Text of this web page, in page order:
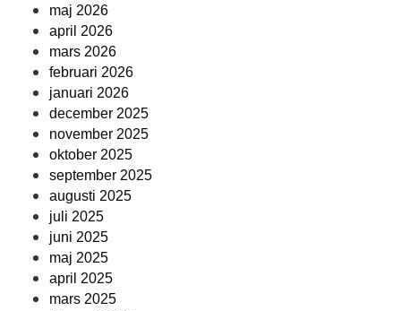
maj 2026
april 2026
mars 2026
februari 2026
januari 2026
december 2025
november 2025
oktober 2025
september 2025
augusti 2025
juli 2025
juni 2025
maj 2025
april 2025
mars 2025